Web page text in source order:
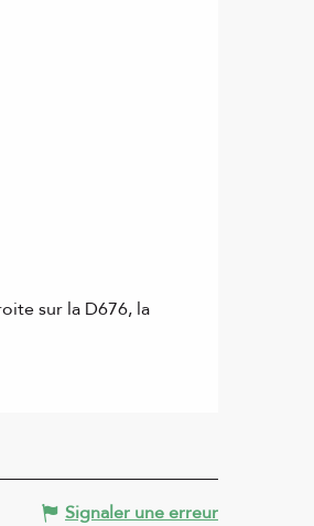
sur la D676, la
Signaler une erreur